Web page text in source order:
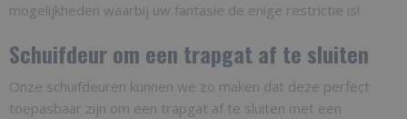
mogelijkheden waarbij uw fantasie de enige restrictie is!
Schuifdeur om een trapgat af te sluiten
Onze schuifdeuren kunnen we zo maken dat deze perfect
toepasbaar zijn om een trapgat af te sluiten met een